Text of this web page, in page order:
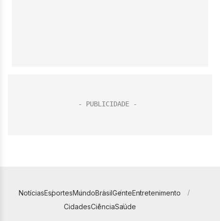
NotíciasEsportesMundoBrasilGenteEntretenimento
CidadesCiênciaSaúde